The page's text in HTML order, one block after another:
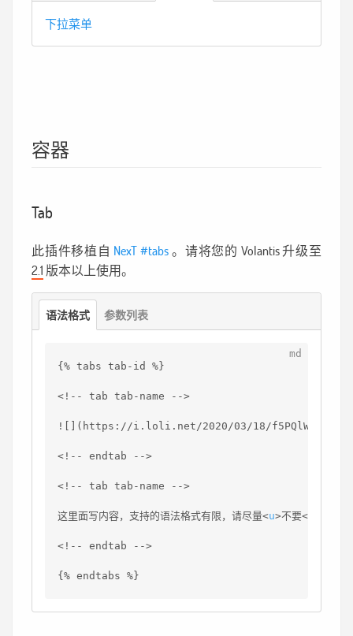
下拉菜单
容器
Tab
此插件移植自 NexT #tabs。请将您的 Volantis 升级至
2.1 版本以上使用。
语法格式 参数列表
{% tabs tab-id %}
<!-- tab tab-name -->
![]( https://i.loli.net/2020/03/18/
<!-- endtab -->
<!-- tab tab-name -->
这里面写内容，支持的语法格式有限，请尽量<u>不要</
<!-- endtab -->
{% endtabs %}